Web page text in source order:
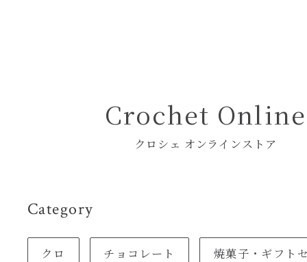
Crochet Online
クロシェ オンラインストア
Category
クロ チョコレート 焼菓子・ギフト